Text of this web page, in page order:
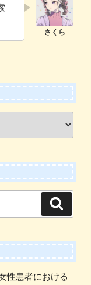
性患者における